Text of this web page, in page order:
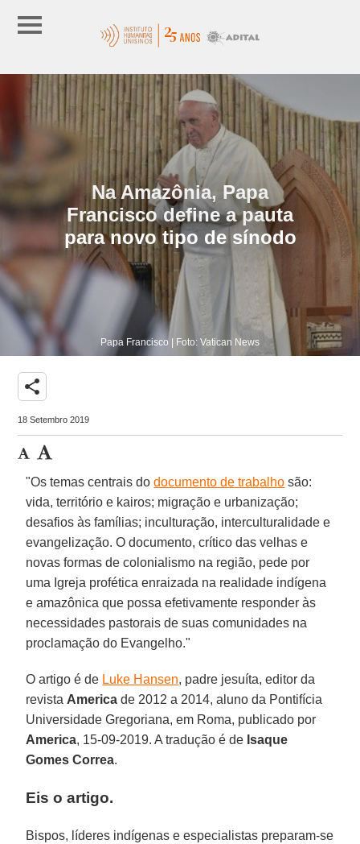
Na Amazônia, Papa
Francisco define a pauta
para novo tipo de sínodo
Papa Francisco | Foto: Vatican News
share
18 Setembro 2019
"Os temas centrais dodocumento de trabalho são:
vida, território e kairos; migração e urbanização;
desafios às famílias; inculturação, interculturalidade e
evangelização. O documento, crítico das velhas e
novas formas de colonialismo na região, pede por
uma Igreja profética enraizada na realidade indígena
e amazônica que possa efetivamente responder às
necessidades pastorais de suas comunidades na
proclamação do Evangelho."
O artigo é de Luke Hansen, padre jesuíta, editor da
revista America de 2012 a 2014, aluno da Pontifícia
Universidade Gregoriana, em Roma, publicado por
America, 15-09-2019. A tradução é de Isaque
Gomes Correa.
Eis o artigo.
Bispos, líderes indígenas e especialistas preparam-se